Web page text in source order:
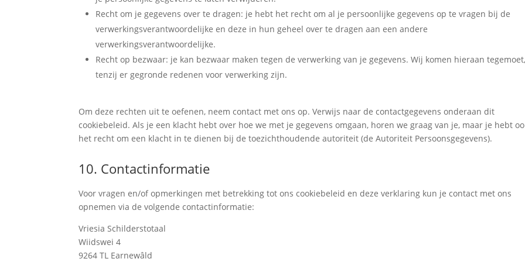
Recht om je gegevens over te dragen: je hebt het recht om al je persoonlijke gegevens op te vragen bij de
verwerkingsverantwoordelijke en deze in hun geheel over te dragen aan een andere
verwerkingsverantwoordelijke.
Recht op bezwaar: je kan bezwaar maken tegen de verwerking van je gegevens. Wij komen hieraan
tenzij er gegronde redenen voor verwerking zijn.
Om deze rechten uit te oefenen, neem contact met ons op. Verwijs naar de contactgegevens onderaan dit
cookiebeleid. Als je een klacht hebt over hoe we met je gegevens omgaan, horen we graag van je, maar je hebt
het recht om een klacht in te dienen bij de toezichthoudende autoriteit (de Autoriteit Persoonsgegevens).
10. Contactinformatie
Voor vragen en/of opmerkingen met betrekking tot ons cookiebeleid en deze verklaring kun je contact met ons
opnemen via de volgende contactinformatie:
Vriesia Schilderstotaal
Wiidswei 4
9264 TL Earnewâld